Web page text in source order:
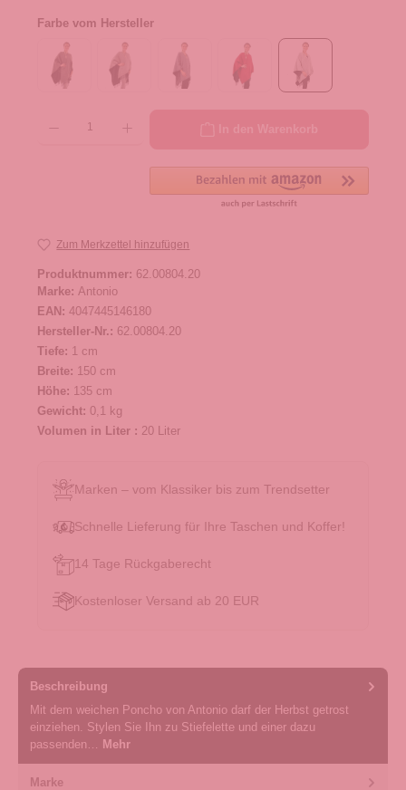
Farbe vom Hersteller
Zum Merkzettel hinzufügen
Produktnummer: 62.00804.20
Marke: Antonio
EAN: 4047445146180
Hersteller-Nr.: 62.00804.20
Tiefe: 1 cm
Breite: 150 cm
Höhe: 135 cm
Gewicht: 0,1 kg
Volumen in Liter : 20 Liter
Marken – vom Klassiker bis zum Trendsetter
Schnelle Lieferung für Ihre Taschen und Koffer!
14 Tage Rückgaberecht
Kostenloser Versand ab 20 EUR
Beschreibung
Mit dem weichen Poncho von Antonio darf der Herbst getrost
einziehen. Stylen Sie Ihn zu Stiefelette und einer dazu
passenden…
Mehr
Marke